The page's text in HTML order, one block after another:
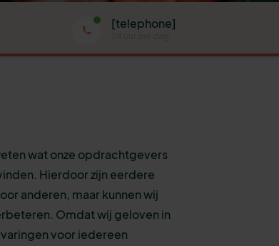
[telephone]
wat onze opdrachtgevers
Hierdoor zijn eerdere
anderen, maar kunnen wij
Omdat wij geloven in
voor iedereen